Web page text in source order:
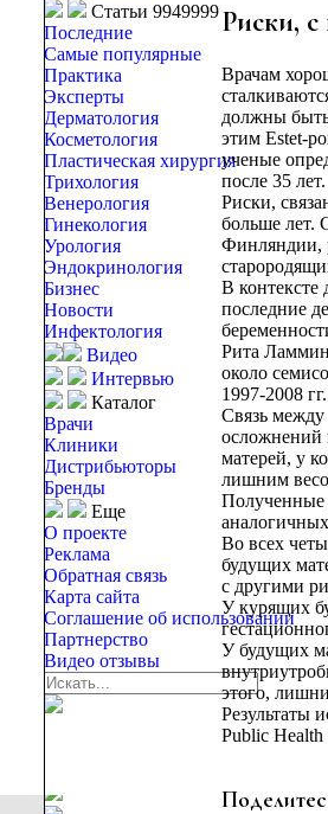
Статьи 9949999
Последние
Самые популярные
Практика
Эксперты
Дерматология
Косметология
Пластическая хирургия
Трихология
Венерология
Гинекология
Урология
Эндокринология
Бизнес
Новости
Инфектология
Видео
Интервью
Каталог
Врачи
Клиники
Дистрибьюторы
Бренды
Еще
О проекте
Реклама
Обратная связь
Карта сайта
Соглашение об использовании
Партнерство
Видео отзывы
Риски,
Врачам
должны
этим Estet-
ученые
после 35 лет.
Риски,
больше лет.
Финляндии,
В контексте
последние
Рита
около
1997-2008 гг.
Связь
осложнений
матерей, у
лишним
Полученные
Во всех
будущих
с другими
У курящих
У будущих
этого,
Результаты
Public Health